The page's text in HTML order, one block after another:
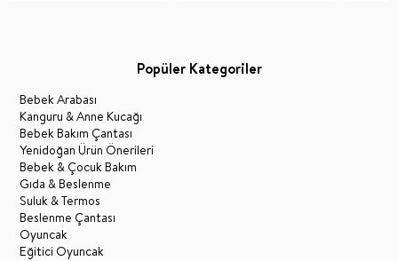
Popüler Kategoriler
Bebek Arabası
Kanguru & Anne Kucağı
Bebek Bakım Çantası
Yenidoğan Ürün Önerileri
Bebek & Çocuk Bakım
Gıda & Beslenme
Suluk & Termos
Beslenme Çantası
Oyuncak
Eğitici Oyuncak